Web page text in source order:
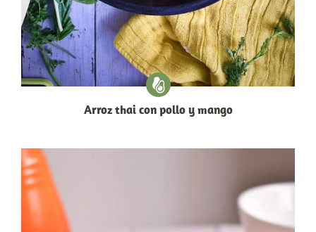
Arroz thai con pollo y mango